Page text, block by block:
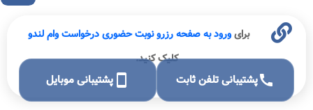
برایورود به صفحه رزرو نوبت حضوری درخواست وام لندو
کلیک کنید.
callپشتیبانی تلفن ثابت smartphoneپشتیبانی موبایل